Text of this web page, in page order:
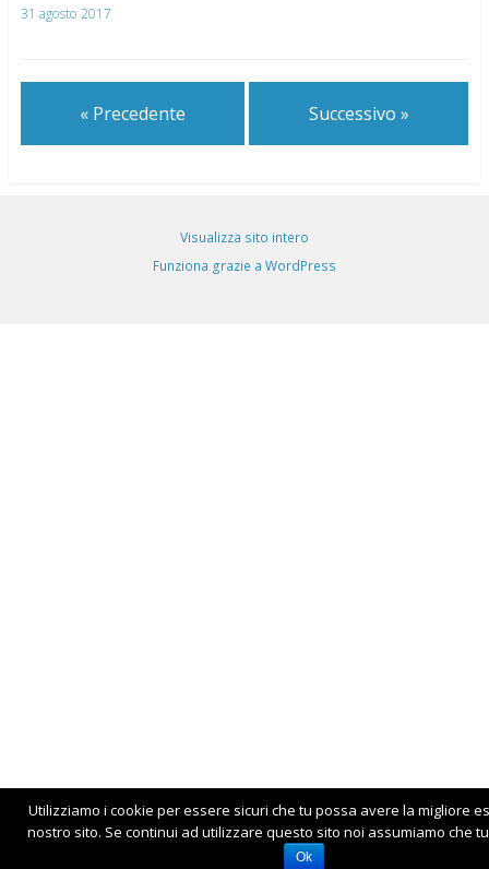
31 agosto 2017
« Precedente Successivo »
Visualizza sito intero
Funziona grazie a WordPress
Utilizziamo i cookie per essere sicuri che tu possa avere la migliore
nostro sito. Se continui ad utilizzare questo sito noi assumiamo che
Ok